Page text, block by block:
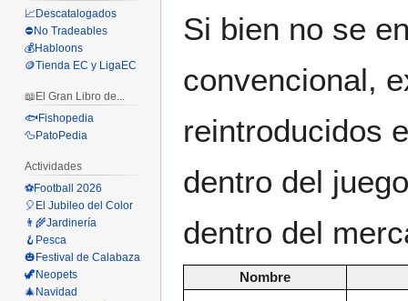
Si bien no se
convencional,
reintroducidos
dentro del
dentro del
Nombre
📈Descatalogados
⛔No Tradeables
💰Habloons
🪙Tienda EC y LigaEC
📖El Gran Libro de...
🐟Fishopedia
🦆PatoPedia
Actividades
⚽Football 2026
🎈El Jubileo del Color
👨‍🌾Jardinería
🪝Pesca
🎃Festival de Calabaza
🦖Neopets
🎄Navidad